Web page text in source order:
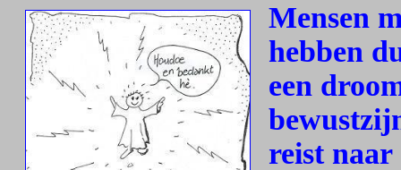
Mensen
hebben
een
reist naar